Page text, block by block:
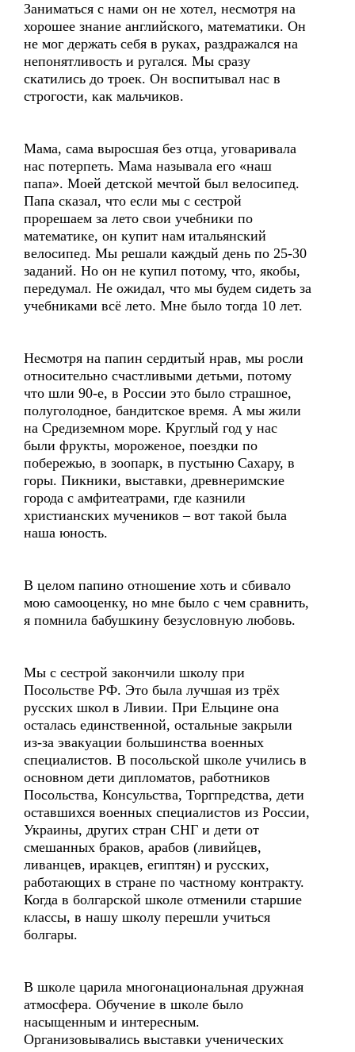
Заниматься с нами он не хотел, несмотря на
хорошее знание английского, математики. Он
не мог держать себя в руках, раздражался на
непонятливость и ругался. Мы сразу
скатились до троек. Он воспитывал нас в
строгости, как мальчиков.
Мама, сама выросшая без отца, уговаривала
нас потерпеть. Мама называла его «наш
папа». Моей детской мечтой был велосипед.
Папа сказал, что если мы с сестрой
прорешаем за лето свои учебники по
математике, он купит нам итальянский
велосипед. Мы решали каждый день по 25-30
заданий. Но он не купил потому, что, якобы,
передумал. Не ожидал, что мы будем сидеть за
учебниками всё лето. Мне было тогда 10 лет.
Несмотря на папин сердитый нрав, мы росли
относительно счастливыми детьми, потому
что шли 90-е, в России это было страшное,
полуголодное, бандитское время. А мы жили
на Средиземном море. Круглый год у нас
были фрукты, мороженое, поездки по
побережью, в зоопарк, в пустыню Сахару, в
горы. Пикники, выставки, древнеримские
города с амфитеатрами, где казнили
христианских мучеников – вот такой была
наша юность.
В целом папино отношение хоть и сбивало
мою самооценку, но мне было с чем сравнить,
я помнила бабушкину безусловную любовь.
Мы с сестрой закончили школу при
Посольстве РФ. Это была лучшая из трёх
русских школ в Ливии. При Ельцине она
осталась единственной, остальные закрыли
из-за эвакуации большинства военных
специалистов. В посольской школе учились в
основном дети дипломатов, работников
Посольства, Консульства, Торгпредства, дети
оставшихся военных специалистов из России,
Украины, других стран СНГ и дети от
смешанных браков, арабов (ливийцев,
ливанцев, иракцев, египтян) и русских,
работающих в стране по частному контракту.
Когда в болгарской школе отменили старшие
классы, в нашу школу перешли учиться
болгары.
В школе царила многонациональная дружная
атмосфера. Обучение в школе было
насыщенным и интересным.
Организовывались выставки ученических